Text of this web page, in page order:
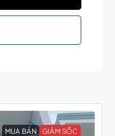
MUA BÁN GIẢM SỐC